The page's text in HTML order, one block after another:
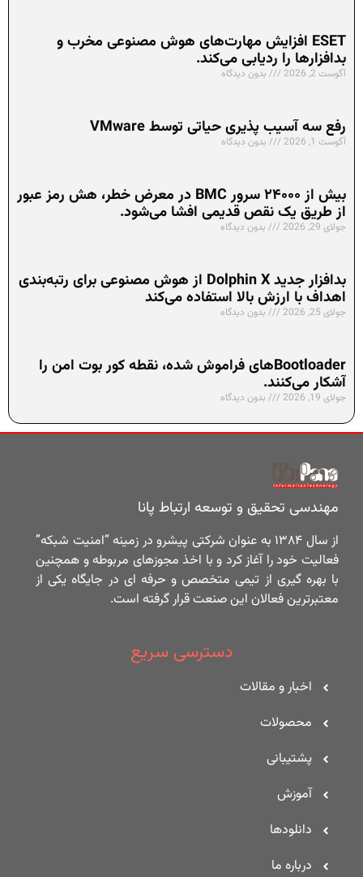
ESET افزایش مهارت‌های هوش مصنوعی مخرب و
بدافزارها را ردیابی می‌کند.
آگوست 2, 2026 بدون دیدگاه
رفع سه آسیب پذیری حیاتی توسط VMware
آگوست 1, 2026 بدون دیدگاه
بیش از ۲۴۰۰۰ سرور BMC در معرض خطر، هش رمز عبور
از طریق یک نقص قدیمی افشا می‌شود.
جولای 29, 2026 بدون دیدگاه
بدافزار جدید Dolphin X از هوش مصنوعی برای رتبه‌بندی
اهداف با ارزش بالا استفاده می‌کند
جولای 25, 2026 بدون دیدگاه
Bootloaderهای فراموش شده، نقطه کور بوت امن را
آشکار می‌کنند.
جولای 19, 2026 بدون دیدگاه
مهندسی تحقیق و توسعه ارتباط پانا
از سال ۱۳۸۴ به عنوان شرکتی پیشرو در زمینه “امنیت شبکه”
فعالیت خود را آغاز کرد و با اخذ مجوزهای مربوطه و همچنین
با بهره گیری از تیمی متخصص و حرفه ای در جایگاه یکی از
معتبرترین فعالان این صنعت قرار گرفته است.
دسترسی سریع
اخبار و مقالات
محصولات
پشتیبانی
آموزش
دانلودها
درباره ما